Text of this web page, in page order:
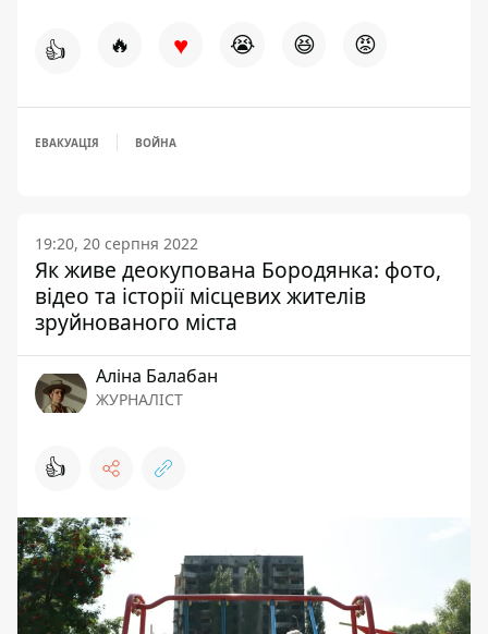
👍 🔥 ♥ 😭 😆 😡
ЕВАКУАЦІЯ ВОЙНА
19:20, 20 серпня 2022
Як живе деокупована Бородянка: фото,
відео та історії місцевих жителів
зруйнованого міста
Аліна Балабан
ЖУРНАЛІСТ
👍